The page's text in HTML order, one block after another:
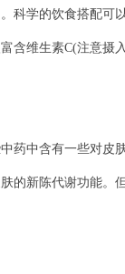
学的饮食搭配可
含维生素C(注意摄
中含有一些对皮肤
的新陈代谢功能。